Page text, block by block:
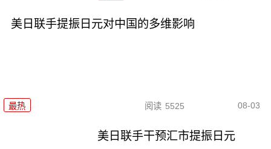
美日联手提振日元对中国的多维影响
最热 阅读 5525 08-03
美日联手干预汇市提振日元